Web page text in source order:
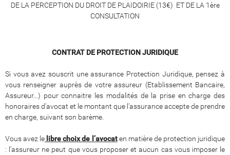
DE LA PERCEPTION DU DROIT DE PLAIDOIRIE (13€) ET DE LA 1ère
CONSULTATION
CONTRAT DE PROTECTION JURIDIQUE
Si vous avez souscrit une assurance Protection Juridique, pensez à
vous renseigner auprès de votre assureur (Etablissement Bancaire,
Assureur…) pour connaitre les modalités de la prise en charge des
honoraires d'avocat et le montant que l'assurance accepte de prendre
en charge, suivant son barème.
Vous avez le libre choix de l’avocaten matière de protection juridique
: l’assureur ne peut que vous proposer et aucun cas vous imposer le